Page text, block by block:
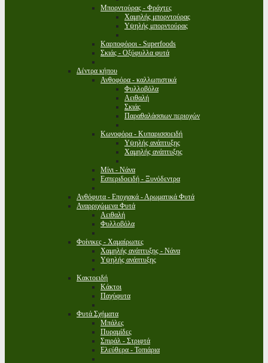
Μπορντούρας - Φράχτες
Χαμηλής μπορντούρας
Υψηλής μπορντούρας
Καρποφόροι - Superfoods
Σκιάς - Οξύφυλλα φυτά
Δέντρα κήπου
Ανθοφόρα - καλλωπιστικά
Φυλλοβόλα
Αειθαλή
Σκιάς
Παραθαλάσσιων περιοχών
Κωνοφόρα - Κυπαρισσοειδή
Υψηλής ανάπτυξης
Χαμηλής ανάπτυξης
Μίνι - Νάνα
Εσπεριδοειδή - Ξυνόδεντρα
Ανθόφυτα - Εποχιακά - Αρωματικά Φυτά
Αναρριχώμενα Φυτά
Αειθαλή
Φυλλοβόλα
Φοίνικες - Χαμαίρωπες
Χαμηλής ανάπτυξης - Νάνα
Υψηλής ανάπτυξης
Κακτοειδή
Κάκτοι
Παχύφυτα
Φυτά Σχήματα
Μπάλες
Πυραμίδες
Σπιράλ - Στριφτά
Ελεύθερα - Τοπιάρια